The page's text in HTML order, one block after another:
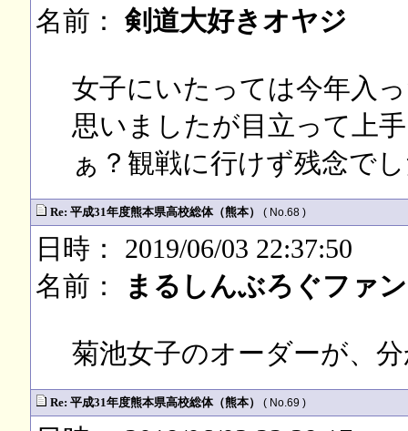
名前： 剣道大好きオヤジ
女子にいたっては今年入
思いましたが目立って上
ぁ？観戦に行けず残念で
Re: 平成31年度熊本県高校総体（熊本） ( No.68 )
日時： 2019/06/03 22:37:50
名前：
まるしんぶろぐファン
菊池女子のオーダーが、
Re: 平成31年度熊本県高校総体（熊本） ( No.69 )